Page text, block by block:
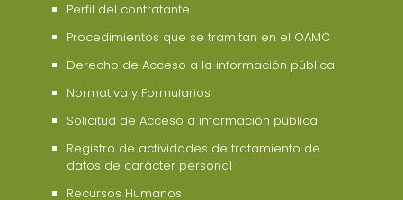
Perfil del contratante
Procedimientos que se tramitan en el OAMC
Derecho de Acceso a la información pública
Normativa y Formularios
Solicitud de Acceso a información pública
Registro de actividades de tratamiento de
datos de carácter personal
Recursos Humanos